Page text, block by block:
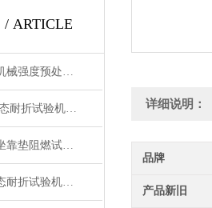
/ ARTICLE
上海理涛呼吸器机械强度预处理试验机：准确可靠
上海理涛 皮件动态耐折试验机 准确可靠
上海理涛轮椅车坐靠垫阻燃试验机：信赖之选
上海理涛皮件动态耐折试验机：准确可靠
详细说明：
品牌
产品新旧